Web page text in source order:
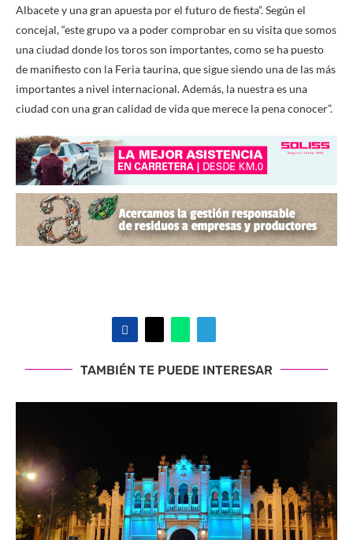
Albacete y una gran apuesta por el futuro de fiesta”. Según el
concejal, “este grupo va a poder comprobar en su visita que somos
una ciudad donde los toros son importantes, como se ha puesto
de manifiesto con la Feria taurina, que sigue siendo una de las más
importantes a nivel internacional. Además, la nuestra es una
ciudad con una gran calidad de vida que merece la pena conocer”.
TAMBIÉN TE PUEDE INTERESAR